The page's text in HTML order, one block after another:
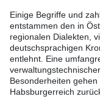
Einige Begriffe und
entstammen den in
regionalen Dialekten,
deutschsprachigen
entlehnt. Eine
Besonderheiten
Habsburgerreich